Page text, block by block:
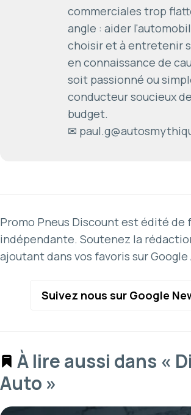
commerciales trop
angle : aider
choisir et à entretenir
en connaissance de
soit passionné ou
conducteur soucieux
budget.
✉
Promo Pneus Discount est édité de
indépendante. Soutenez la
ajoutant dans vos favoris sur
Suivez nous sur Google
À lire aussi dans «
Auto »